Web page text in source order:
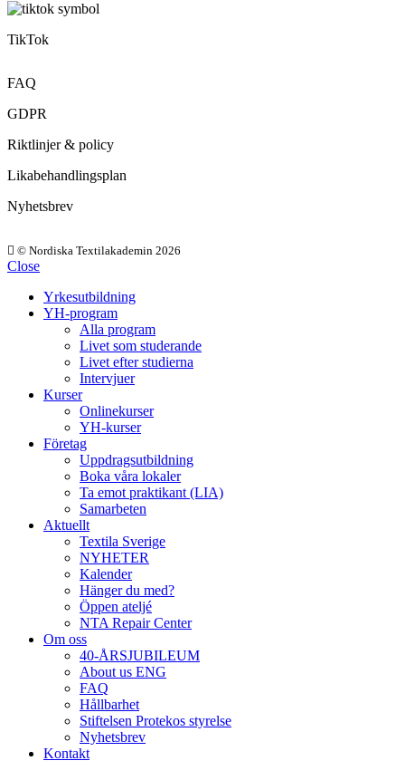
TikTok
FAQ
GDPR
Riktlinjer & policy
Likabehandlingsplan
Nyhetsbrev
© Nordiska Textilakademin 2026
Close
Yrkesutbildning
YH-program
Alla program
Livet som studerande
Livet efter studierna
Intervjuer
Kurser
Onlinekurser
YH-kurser
Företag
Uppdragsutbildning
Boka våra lokaler
Ta emot praktikant (LIA)
Samarbeten
Aktuellt
Textila Sverige
NYHETER
Kalender
Hänger du med?
Öppen ateljé
NTA Repair Center
Om oss
40-ÅRSJUBILEUM
About us ENG
FAQ
Hållbarhet
Stiftelsen Protekos styrelse
Nyhetsbrev
Kontakt